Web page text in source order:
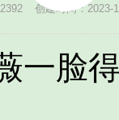
创建时间：2023-
脸得